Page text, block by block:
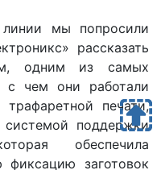
мы попросили
рассказать
одним из самых
с чем они работали
печати,
системой поддержки
обеспечила
заготовок